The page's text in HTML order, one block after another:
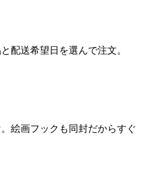
配送希望日を選んで注文。
絵画フックも同封だからすぐ